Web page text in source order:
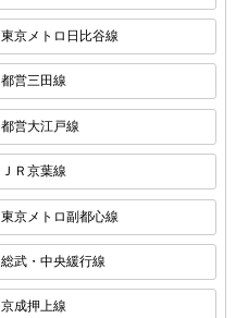
東京メトロ日比谷線
都営三田線
都営大江戸線
ＪＲ京葉線
東京メトロ副都心線
総武・中央緩行線
京成押上線